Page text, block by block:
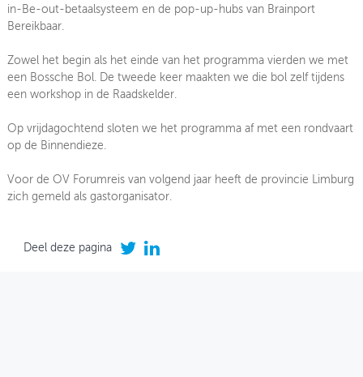
in-Be-out-betaalsysteem en de pop-up-hubs van Brainport
Bereikbaar.
Zowel het begin als het einde van het programma vierden we met
een Bossche Bol. De tweede keer maakten we die bol zelf tijdens
een workshop in de Raadskelder.
Op vrijdagochtend sloten we het programma af met een rondvaart
op de Binnendieze.
Voor de OV Forumreis van volgend jaar heeft de provincie Limburg
zich gemeld als gastorganisator.
Deel deze pagina